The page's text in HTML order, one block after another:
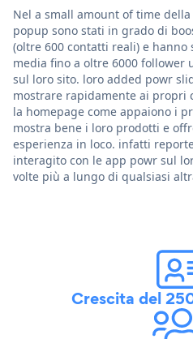
Nel a small amount of time
popup sono stati in grado di
(oltre 600 contatti reali) e
media fino a oltre 6000 follower
sul loro sito. loro added powr
mostrare rapidamente ai propri
la homepage come appaiono i
mostra bene i loro prodotti e
esperienza in loco. infatti
interagito con le app powr sul
volte più a lungo di qualsiasi
Crescita del